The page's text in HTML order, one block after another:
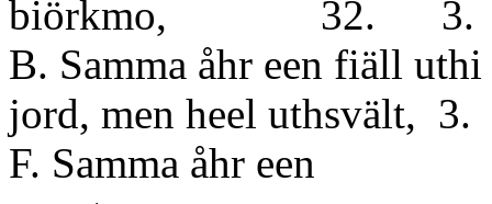
biörkmo, 32. 3.
B. Samma åhr een fiäll
jord, men heel
F. Samma åhr een